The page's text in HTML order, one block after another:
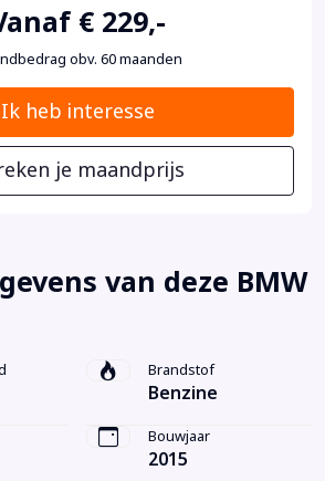
€ 229,-
obv. 60 maanden
Ik heb interesse
je maandprijs
van deze BMW
Brandstof
Benzine
Bouwjaar
2015